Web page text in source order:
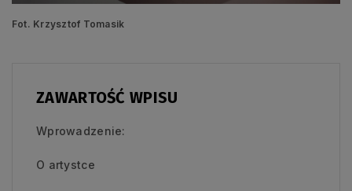
Fot. Krzysztof Tomasik
ZAWARTOŚĆ WPISU
Wprowadzenie:
O artystce